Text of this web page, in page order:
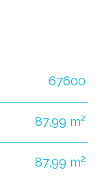
67600
87,99 m²
87,99 m²